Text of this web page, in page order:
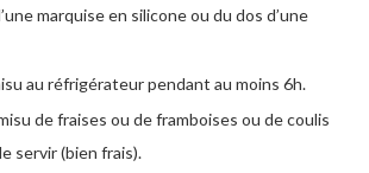
marquise en silicone ou du dos d’une
au réfrigérateur pendant au moins 6h.
de fraises ou de framboises ou de coulis
servir (bien frais).